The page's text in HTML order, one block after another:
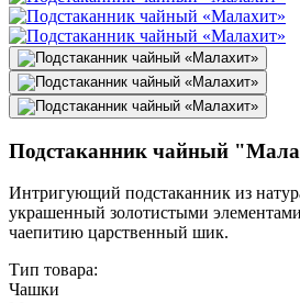
Подстаканник чайный
Интригующий подстаканник из
украшенный золотистыми
чаепитию царственный шик.
Тип товара:
Чашки